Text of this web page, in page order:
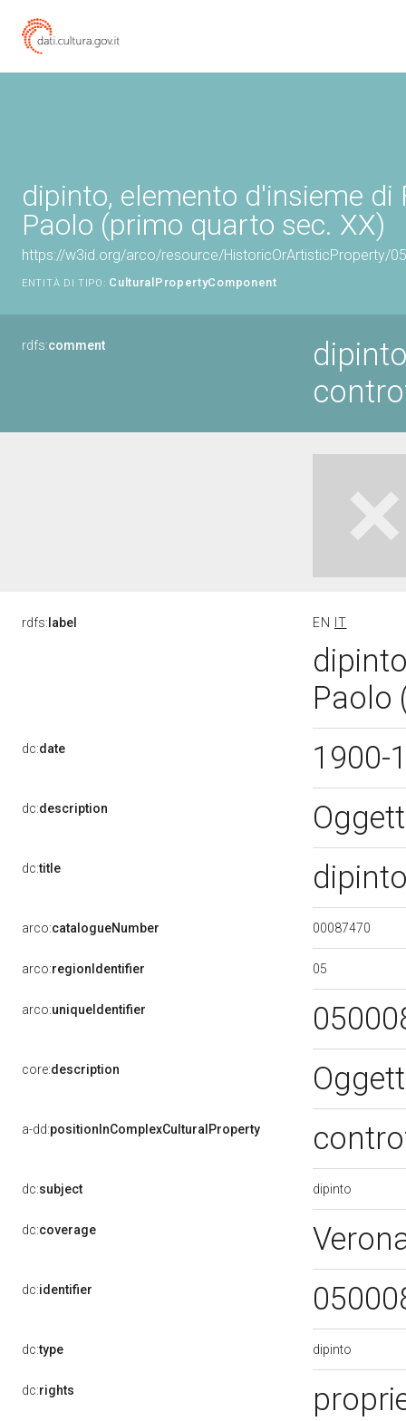
dipinto, elemento d'insieme di
Paolo (primo quarto sec. XX)
https://w3id.org/arco/resource/HistoricOrArtisticProperty/
ENTITÀ DI TIPO: CulturalPropertyComponent
rdfs:comment
rdfs: label EN IT
Paolo
dc:date 1900-
dc:description
dc:title
arco:catalogueNumber 00087470
arco:regionIdentifier 05
arco:uniqueIdentifier
core:description
a-dd:positionInComplexCulturalProperty
dc:subject dipinto
dc:coverage
dc:identifier
dc:type dipinto
dc:rights